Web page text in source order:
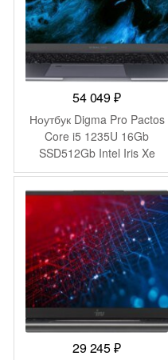
54 049₽
Ноутбук Digma Pro Pactos
Core i5 1235U 16Gb
SSD512Gb Intel Iris Xe
graphics 16″ IPS WUXGA
(1920×1200) Windows 11
Pro dk.grey WiFi BT Cam
5500mAh (DN16P5-
ADXW01)
29 245₽